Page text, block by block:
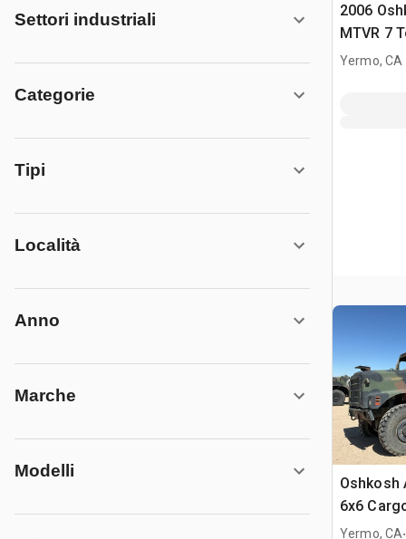
Settori industriali
Categorie
Tipi
Località
Anno
Marche
Modelli
2006
MTVR 7
Yermo, CA
Oshkosh
6x6
Yermo, CA.